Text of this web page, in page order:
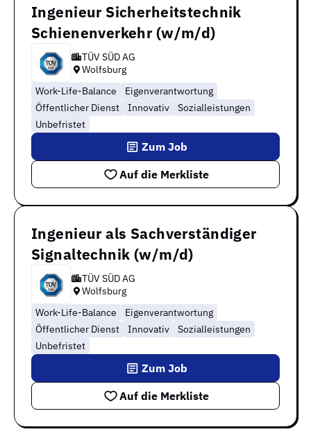
Ingenieur Sicherheitstechnik
Schienenverkehr (w/m/d)
TÜV SÜD AG
Wolfsburg
Work-Life-Balance
Eigenverantwortung
Öffentlicher Dienst
Innovativ
Sozialleistungen
Unbefristet
Auf die Merkliste
Zum Job
Ingenieur als Sachverständiger
Signaltechnik (w/m/d)
TÜV SÜD AG
Wolfsburg
Work-Life-Balance
Eigenverantwortung
Öffentlicher Dienst
Innovativ
Sozialleistungen
Unbefristet
Auf die Merkliste
Zum Job